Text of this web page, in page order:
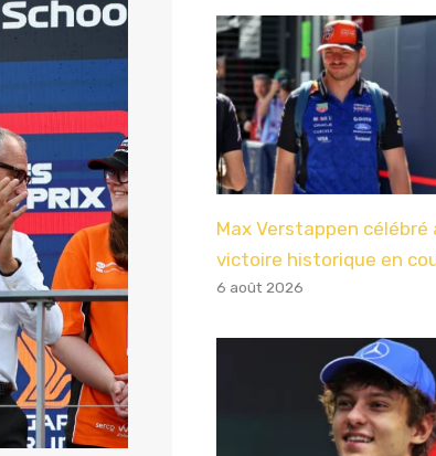
Max Verstappen célébré
victoire historique en
6 août 2026